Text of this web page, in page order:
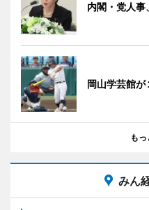
内閣・党人事
岡山学芸館
も
みん